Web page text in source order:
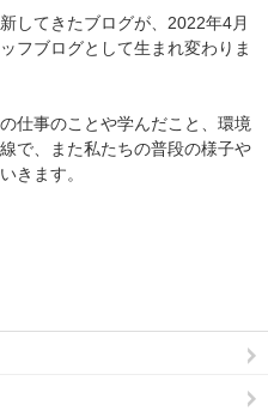
してきたブログが、2022年4月
フブログとして生まれ変わりま
仕事のことや学んだこと、環境
で、また私たちの普段の様子や
きます。